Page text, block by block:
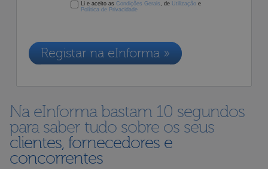
Li e aceito as Condições Gerais , de Utilização e
Política de Privacidade
Registar na eInforma »
Na eInforma bastam 10 segundos
para saber tudo sobre os seus
clientes, fornecedores e
concorrentes